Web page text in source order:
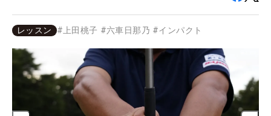
レッスン # 上田桃子 #六車日那乃 #インパクト